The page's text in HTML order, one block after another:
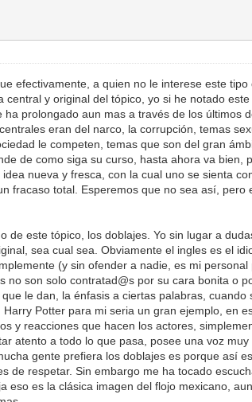
efectivamente, a quien no le interese este
y original del tópico, yo si he notado
prolongado aun mas a través de los últimos
eran del narco, la corrupción, temas
le competen, temas que son del gran
de como siga su curso, hasta ahora va
nueva y fresca, con la cual uno se sienta
fracaso total. Esperemos que no sea así,
este tópico, los doblajes. Yo sin lugar a
sea cual sea. Obviamente el ingles es el
(y sin ofender a nadie, es mi
son solo contratad@s por su cara bonita o
le dan, la énfasis a ciertas palabras,
Potter para mi seria un gran ejemplo, en
y reacciones que hacen los actores,
atento a todo lo que pasa, posee una voz
gente prefiera los doblajes es porque así
de respetar. Sin embargo me ha tocado
es la clásica imagen del flojo mexicano,